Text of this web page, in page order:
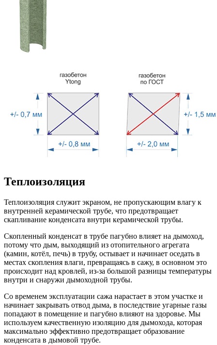
Теплоизоляция
Теплоизоляция служит экраном, не пропускающим влагу к
внутренней керамической трубе, что предотвращает
скапливание конденсата внутри керамической трубы.
Скопленный конденсат в трубе пагубно влияет на дымоход,
потому что дым, выходящий из отопительного агрегата
(камин, котёл, печь) в трубу, остывает и начинает оседать в
местах скопления влаги, превращаясь в сажу, в основном это
происходит над кровлей, из-за большой разницы температуры
внутри и снаружи дымоходной трубы.
Со временем эксплуатации сажа нарастает в этом участке и
начинает закрывать отвод дыма, в последствие угарные газы
попадают в помещение и пагубно влияют на здоровье. Мы
используем качественную изоляцию для дымохода, которая
максимально эффективно предотвращает образование
конденсата в дымовой трубе.